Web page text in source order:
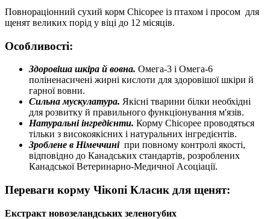
Повнораціонний сухий корм Chicopee із птахом і просом для
щенят великих порід у віці до 12 місяців.
Особливості:
Здоровіша шкіра й вовна. Омега-3 і Омега-6
поліненасичені жирні кислоти для здоровішої шкіри й
гарної вовни.
Сильна мускулатура. Якісні тварини білки необхідні
для розвитку й правильного функціонування м'язів.
Натуральні інгредієнти. Корму Chicopee проводяться
тільки з високоякісних і натуральних інгредієнтів.
Зроблене в Німеччиніпри повному контролі якості,
відповідно до Канадських стандартів, розроблених
Канадської Ветеринарно-Медичної Асоціації.
Переваги корму Чікопі Класик для щенят:
Екстракт новозеландських зеленогубих